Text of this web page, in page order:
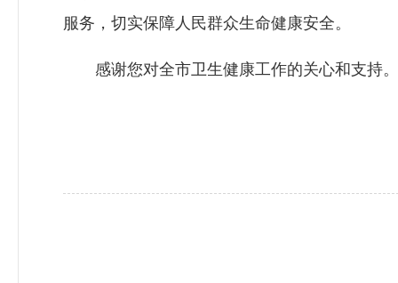
服务，切实保障人民群众生命健康安全。
感谢您对全市卫生健康工作的关心和支